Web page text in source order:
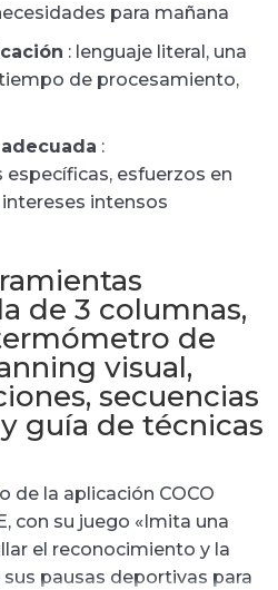
para mañana
: lenguaje literal, una
de procesamiento,
:
esfuerzos en
intensos
de 3 columnas,
de
visual,
secuencias
guía de técnicas
de la aplicación COCO
con su juego «Imita una
el reconocimiento y la
pausas deportivas para